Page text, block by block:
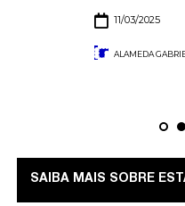
11/03/2025
ALAMEDA
SAIBA MAIS SOBRE